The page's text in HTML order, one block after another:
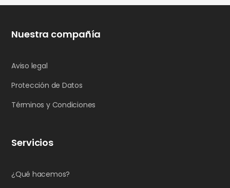
Nuestra compañía
Aviso legal
Protección de Datos
Términos y Condiciones
Servicios
¿Qué hacemos?